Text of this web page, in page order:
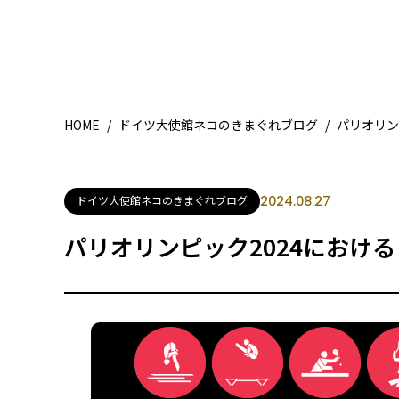
HOME / ドイツ大使館ネコのきまぐれブログ / パリオリ
ドイツ大使館ネコのきまぐれブログ 2024.08.27
パリオリンピック2024におけ